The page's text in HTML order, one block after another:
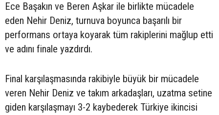
Ece Başakın ve Beren Aşkar ile birlikte mücadele
eden Nehir Deniz, turnuva boyunca başarılı bir
performans ortaya koyarak tüm rakiplerini mağlup etti
ve adını finale yazdırdı.
Final karşılaşmasında rakibiyle büyük bir mücadele
veren Nehir Deniz ve takım arkadaşları, uzatma setine
giden karşılaşmayı 3-2 kaybederek Türkiye ikincisi